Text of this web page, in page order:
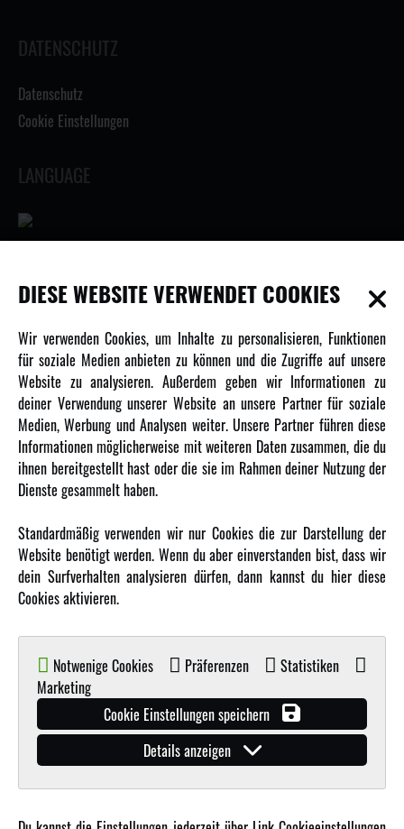
DATENSCHUTZ
Datenschutz
Cookie Einstellungen
LANGUAGE
INFORMATIONEN
Newsletter
Über uns
Karriere
Amewi Kataloge
MEHR VON AMEWI
Amewi Construction - Nutzfahrzeuge
Malinos - Die kreative Seite von Amewi
Werden Sie Amewi Händler
© Copyright 2019 - 2026 Amewi Trade GmbH - Alle Rechte vorbehalten |Impressum| Der
DIESE WEBSITE VERWENDET COOKIES
Wir verwenden Cookies, um Inhalte zu personalisieren, Funktionen
für soziale Medien anbieten zu können und die Zugriffe auf unsere
Website zu analysieren. Außerdem geben wir Informationen zu
deiner Verwendung unserer Website an unsere Partner für soziale
Medien, Werbung und Analysen weiter. Unsere Partner führen diese
Informationen möglicherweise mit weiteren Daten zusammen, die du
ihnen bereitgestellt hast oder die sie im Rahmen deiner Nutzung der
Dienste gesammelt haben.
Standardmäßig verwenden wir nur Cookies die zur Darstellung der
Website benötigt werden. Wenn du aber einverstanden bist, dass wir
dein Surfverhalten analysieren dürfen, dann kannst du hier diese
Cookies aktivieren.
Notwenige Cookies Präferenzen
Statistiken
Marketing
Cookie Einstellungen speichern
Details anzeigen